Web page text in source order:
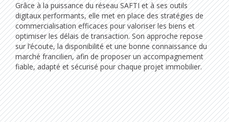
Grâce à la puissance du réseau SAFTI et à ses outils
digitaux performants, elle met en place des stratégies de
commercialisation efficaces pour valoriser les biens et
optimiser les délais de transaction. Son approche repose
sur l’écoute, la disponibilité et une bonne connaissance du
marché francilien, afin de proposer un accompagnement
fiable, adapté et sécurisé pour chaque projet immobilier.